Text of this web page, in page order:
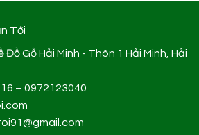
Tới
Gỗ Hải Minh - Thôn 1 Hải Minh, Hải
– 0972123040